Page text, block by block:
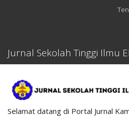
Navigasi
Isi
utama
Sidebar
Jurnal Sekolah Tinggi Ilmu
Selamat datang di Portal Jurnal